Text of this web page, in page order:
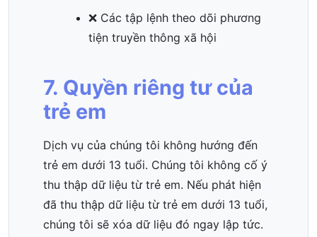
❌ Các tập lệnh theo dõi phương
tiện truyền thông xã hội
7. Quyền riêng tư của
trẻ em
Dịch vụ của chúng tôi không hướng đến
trẻ em dưới 13 tuổi. Chúng tôi không cố ý
thu thập dữ liệu từ trẻ em. Nếu phát hiện
đã thu thập dữ liệu từ trẻ em dưới 13 tuổi,
chúng tôi sẽ xóa dữ liệu đó ngay lập tức.